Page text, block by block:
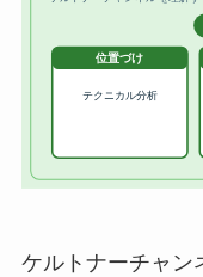
ケルトナーチャン